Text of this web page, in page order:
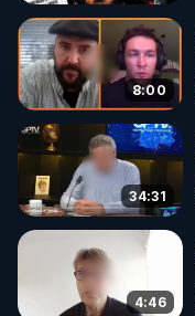
8:00
34:31
4:46